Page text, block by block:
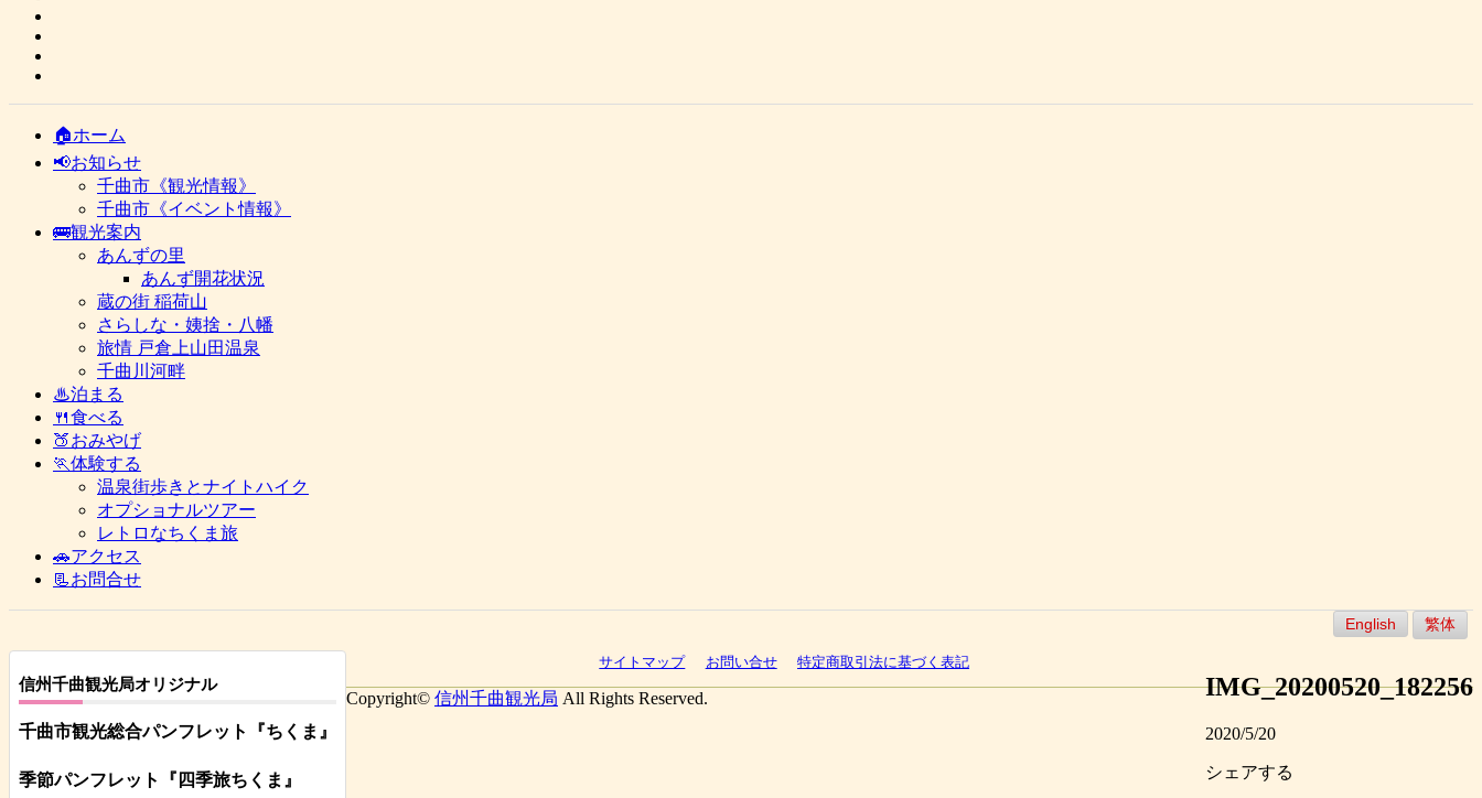
🏠ホーム
📢お知らせ
千曲市《観光情報》
千曲市《イベント情報》
🚌観光案内
あんずの里
あんず開花状況
蔵の街 稲荷山
さらしな・姨捨・八幡
旅情 戸倉上山田温泉
千曲川河畔
♨泊まる
🍴食べる
🍑おみやげ
🏃体験する
温泉街歩きとナイトハイク
オプショナルツアー
レトロなちくま旅
🚗アクセス
📃お問合せ
English 繁体
IMG_20200520_182256
2020/5/20
シェアする
信州千曲観光局オリジナル
千曲市観光総合パンフレット 『ちくま』
季節パンフレット『四季旅ちくま』
サイトマップ お問い合せ 特定商取引法に基づく表記
Copyright© 信州千曲観光局 All Rights Reserved.